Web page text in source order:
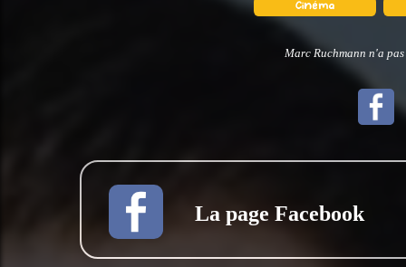
Marc Ruchmann n'a
La page Facebook